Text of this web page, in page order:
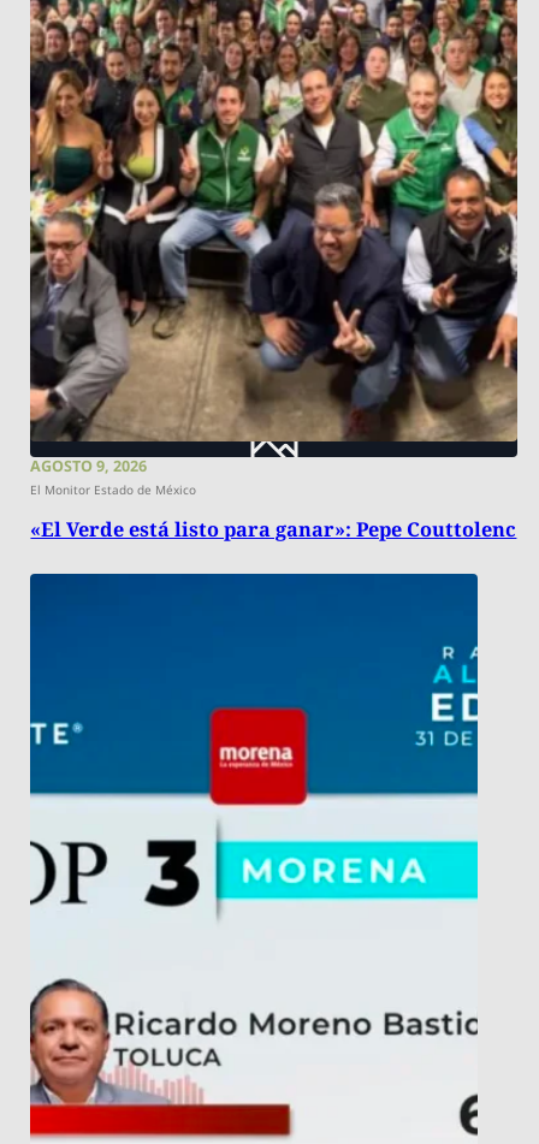
AGOSTO 9, 2026
El Monitor Estado de México
«El Verde está listo para ganar»: Pepe Couttolenc